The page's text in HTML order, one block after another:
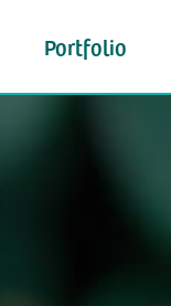
Portfolio